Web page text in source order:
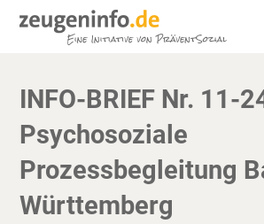
INFO-BRIEF Nr. 11-
Psychosoziale
Prozessbegleitung
Württemberg